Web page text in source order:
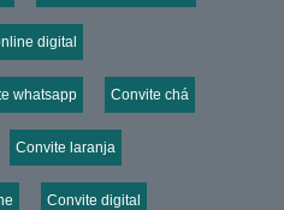
digital
whatsapp Convite chá
Convite laranja
Convite digital